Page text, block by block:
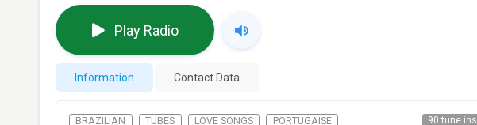
Play Radio
Information Contact Data
BRAZILIAN TUBES LOVE SONGS PORTUGAISE 90 tune ins